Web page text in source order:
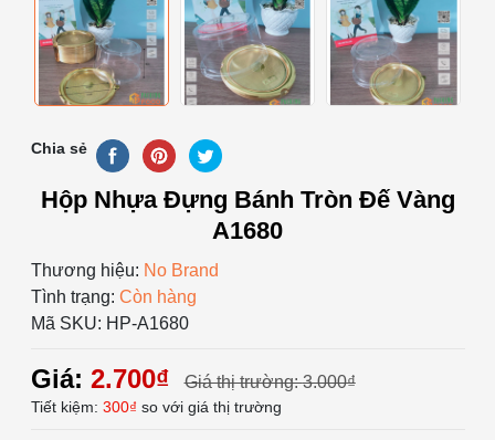
Chia sẻ
Hộp Nhựa Đựng Bánh Tròn Đế Vàng
A1680
Thương hiệu: No Brand
Tình trạng: Còn hàng
Mã SKU: HP-A1680
Giá: 2.700₫ Giá thị trường:3.000₫
Tiết kiệm: 300₫ so với giá thị trường